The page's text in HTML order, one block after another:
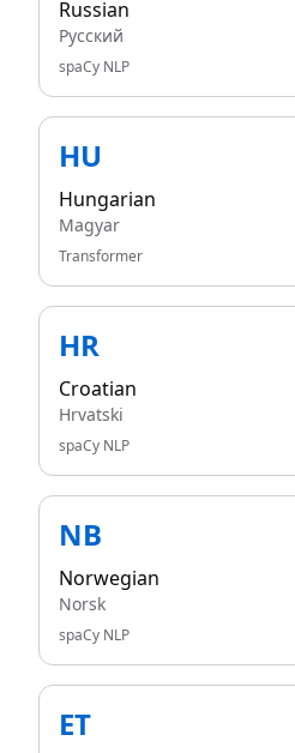
Russian
Русский
spaCy NLP
HU
Hungarian
Magyar
Transformer
HR
Croatian
Hrvatski
spaCy NLP
NB
Norwegian
Norsk
spaCy NLP
ET